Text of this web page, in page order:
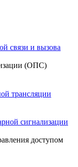
связи и вызова
(ОПС)
трансляции
сигнализации
доступом